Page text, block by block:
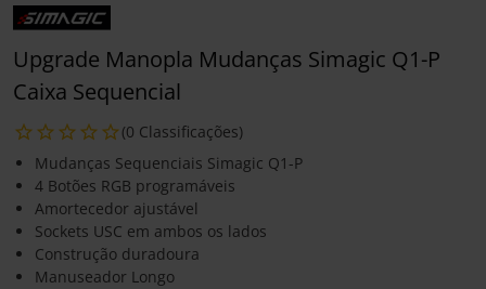
Upgrade Manopla Mudanças Simagic Q1-P
Caixa Sequencial
(0 Classificações)
Mudanças Sequenciais Simagic Q1-P
4 Botões RGB programáveis
Amortecedor ajustável
Sockets USC em ambos os lados
Construção duradoura
Manuseador Longo